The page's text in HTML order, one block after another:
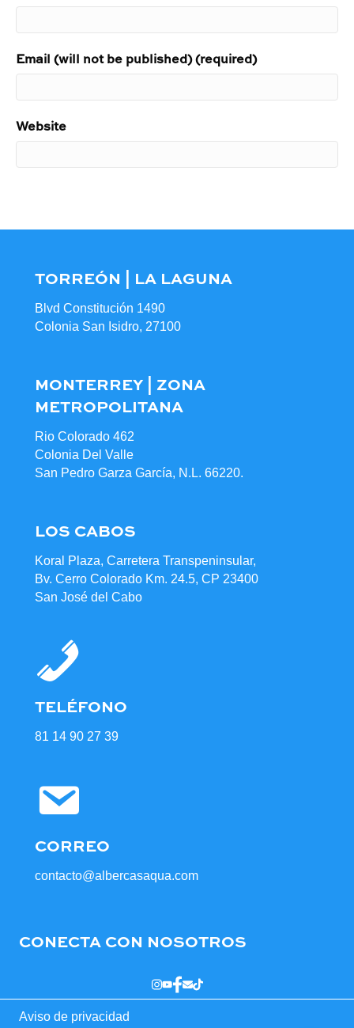
Email (will not be published) (required)
Website
TORREÓN | LA LAGUNA
Blvd Constitución 1490
Colonia San Isidro, 27100
MONTERREY | ZONA
METROPOLITANA
Rio Colorado 462
Colonia Del Valle
San Pedro Garza García, N.L. 66220.
LOS CABOS
Koral Plaza, Carretera Transpeninsular,
Bv. Cerro Colorado Km. 24.5, CP 23400
San José del Cabo
TELÉFONO
81 14 90 27 39
CORREO
contacto@albercasaqua.com
CONECTA CON NOSOTROS
Aviso de privacidad